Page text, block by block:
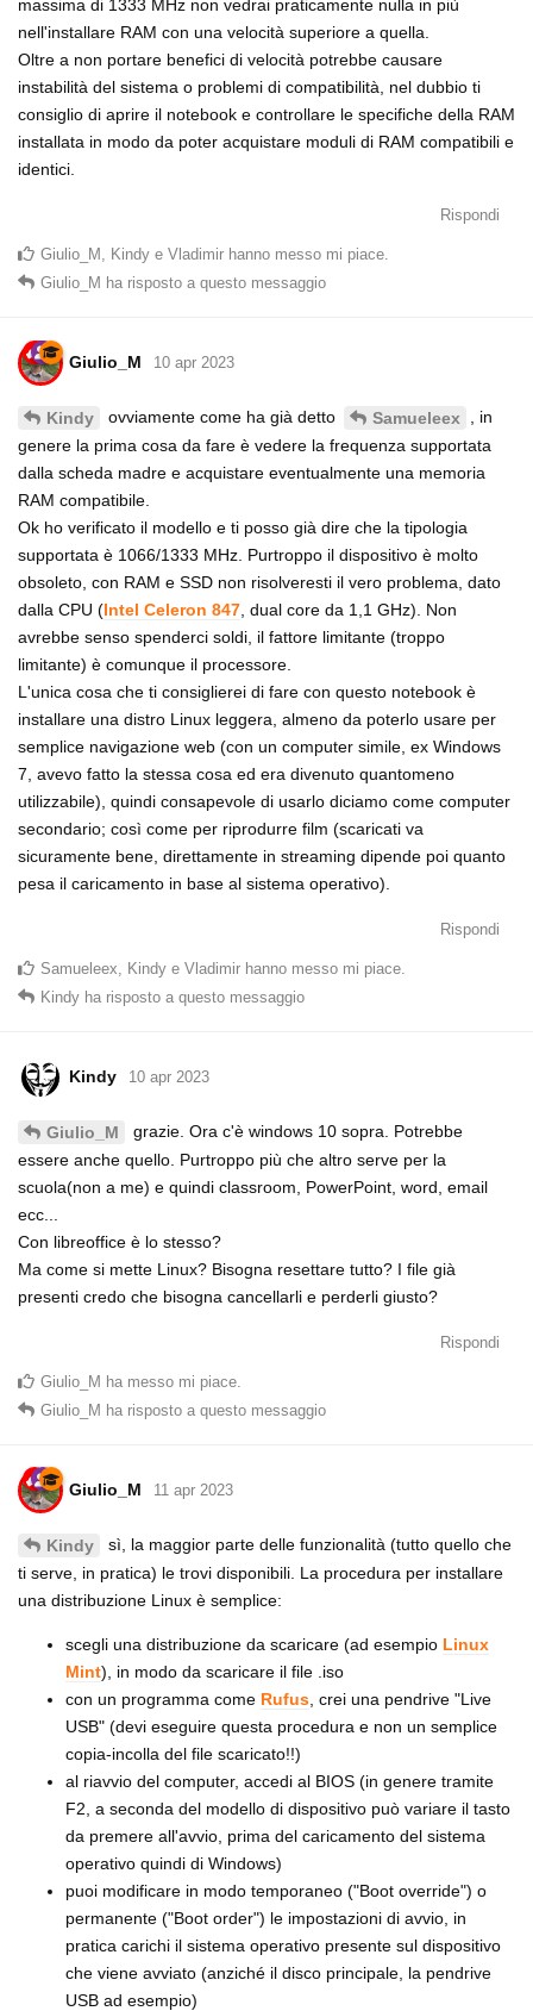
massima di 1333 MHz non vedrai praticamente nulla in più
nell'installare RAM con una velocità superiore a quella.
Oltre a non portare benefici di velocità potrebbe causare
instabilità del sistema o problemi di compatibilità, nel dubbio ti
consiglio di aprire il notebook e controllare le specifiche della RAM
installata in modo da poter acquistare moduli di RAM compatibili e
identici.
Rispondi
Giulio_M , Kindy e Vladimir hanno messo mi piace.
Giulio_M ha risposto a questo messaggio
Giulio_M 10 apr 2023
Kindy ovviamente come ha già detto Samueleex
, in
genere la prima cosa da fare è vedere la frequenza supportata
dalla scheda madre e acquistare eventualmente una memoria
RAM compatibile.
Ok ho verificato il modello e ti posso già dire che la tipologia
supportata è 1066/1333 MHz. Purtroppo il dispositivo è molto
obsoleto, con RAM e SSD non risolveresti il vero problema, dato
dalla CPU (Intel Celeron 847 , dual core da 1,1 GHz). Non
avrebbe senso spenderci soldi, il fattore limitante (troppo
limitante) è comunque il processore.
L'unica cosa che ti consiglierei di fare con questo notebook è
installare una distro Linux leggera, almeno da poterlo usare per
semplice navigazione web (con un computer simile, ex Windows
7, avevo fatto la stessa cosa ed era divenuto quantomeno
utilizzabile), quindi consapevole di usarlo diciamo come computer
secondario; così come per riprodurre film (scaricati va
sicuramente bene, direttamente in streaming dipende poi quanto
pesa il caricamento in base al sistema operativo).
Rispondi
Samueleex, Kindy e Vladimir hanno messo mi piace.
Kindy ha risposto a questo messaggio
Kindy 10 apr 2023
Giulio_M
grazie. Ora c'è windows 10 sopra. Potrebbe
essere anche quello. Purtroppo più che altro serve per la
scuola(non a me) e quindi classroom, PowerPoint, word, email
ecc...
Con libreoffice è lo stesso?
Ma come si mette Linux? Bisogna resettare tutto? I file già
presenti credo che bisogna cancellarli e perderli giusto?
Rispondi
Giulio_M ha messo mi piace
Giulio_M ha risposto a questo messaggio
Giulio_M 11 apr 2023
Kindy
sì, la maggior parte delle funzionalità (tutto quello che
ti serve, in pratica) le trovi disponibili. La procedura per installare
una distribuzione Linux è semplice:
scegli una distribuzione da scaricare (ad esempio Linux
Mint), in modo da scaricare il file .iso
con un programma come Rufus , crei una pendrive "Live
USB" (devi eseguire questa procedura e non un semplice
copia-incolla del file scaricato!!)
al riavvio del computer, accedi al BIOS (in genere tramite
F2, a seconda del modello di dispositivo può variare il tasto
da premere all'avvio, prima del caricamento del sistema
operativo quindi di Windows)
puoi modificare in modo temporaneo ("Boot override") o
permanente ("Boot order") le impostazioni di avvio, in
pratica carichi il sistema operativo presente sul dispositivo
che viene avviato (anziché il disco principale, la pendrive
USB ad esempio)